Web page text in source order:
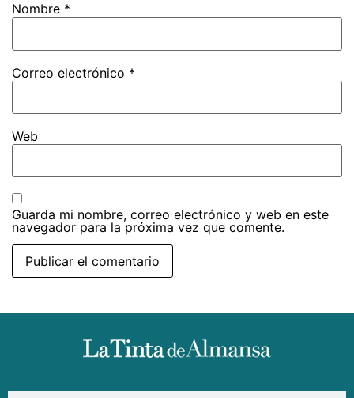
Nombre *
Correo electrónico *
Web
Guarda mi nombre, correo electrónico y web en este
navegador para la próxima vez que comente.